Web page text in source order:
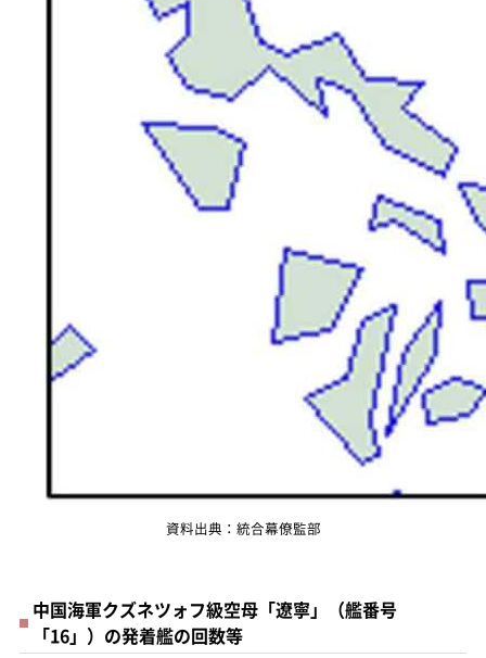
資料出典：統合幕僚監部
中国海軍クズネツォフ級空母「遼寧」（艦番号
「16」）の発着艦の回数等